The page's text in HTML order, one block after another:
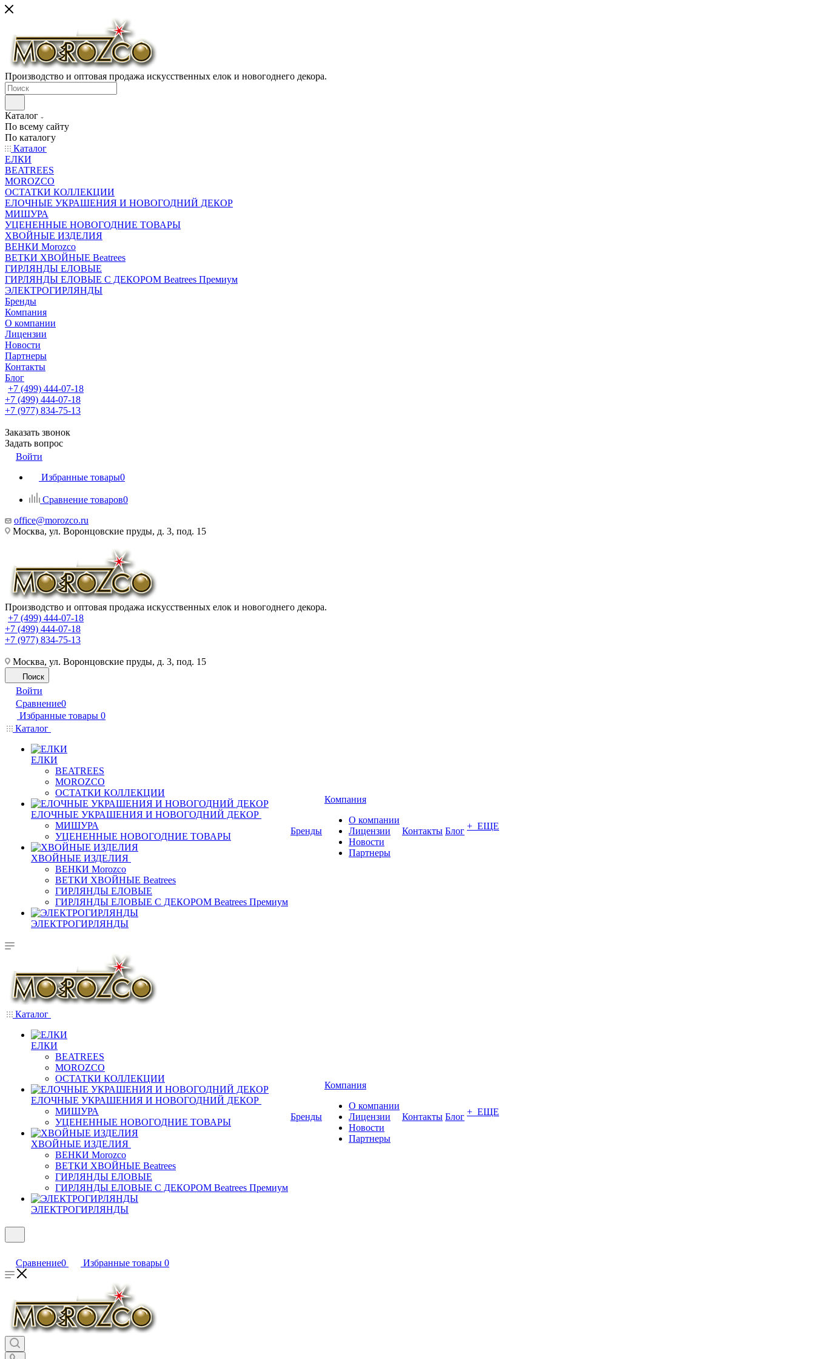
Производство и оптовая продажа искусственных елок и новогоднего декора.
Каталог
По всему сайту
По каталогу
Каталог
ЕЛКИ
BEATREES
MOROZCO
ОСТАТКИ КОЛЛЕКЦИИ
ЕЛОЧНЫЕ УКРАШЕНИЯ И НОВОГОДНИЙ ДЕКОР
МИШУРА
УЦЕНЕННЫЕ НОВОГОДНИЕ ТОВАРЫ
ХВОЙНЫЕ ИЗДЕЛИЯ
ВЕНКИ Morozco
ВЕТКИ ХВОЙНЫЕ Beatrees
ГИРЛЯНДЫ ЕЛОВЫЕ
ГИРЛЯНДЫ ЕЛОВЫЕ С ДЕКОРОМ Beatrees Премиум
ЭЛЕКТРОГИРЛЯНДЫ
Бренды
Компания
О компании
Лицензии
Новости
Партнеры
Контакты
Блог
+7 (499) 444-07-18
+7 (499) 444-07-18
+7 (977) 834-75-13
Заказать звонок
Задать вопрос
Войти
Избранные товары0
Сравнение товаров0
office@morozco.ru
Москва, ул. Воронцовские пруды, д. 3, под. 15
Производство и оптовая продажа искусственных елок и новогоднего декора.
+7 (499) 444-07-18
+7 (499) 444-07-18
+7 (977) 834-75-13
Москва, ул. Воронцовские пруды, д. 3, под. 15
Поиск
Войти
Сравнение0
Избранные товары 0
Каталог
ЕЛКИ
BEATREES
MOROZCO
ОСТАТКИ КОЛЛЕКЦИИ
ЕЛОЧНЫЕ УКРАШЕНИЯ И НОВОГОДНИЙ ДЕКОР
МИШУРА
УЦЕНЕННЫЕ НОВОГОДНИЕ ТОВАРЫ
ХВОЙНЫЕ ИЗДЕЛИЯ
ВЕНКИ Morozco
ВЕТКИ ХВОЙНЫЕ Beatrees
ГИРЛЯНДЫ ЕЛОВЫЕ
ГИРЛЯНДЫ ЕЛОВЫЕ С ДЕКОРОМ Beatrees Премиум
ЭЛЕКТРОГИРЛЯНДЫ
Бренды
Компания
О компании
Лицензии
Новости
Партнеры
Контакты Блог + ЕЩЕ
Каталог
ЕЛКИ
BEATREES
MOROZCO
ОСТАТКИ КОЛЛЕКЦИИ
ЕЛОЧНЫЕ УКРАШЕНИЯ И НОВОГОДНИЙ ДЕКОР
МИШУРА
УЦЕНЕННЫЕ НОВОГОДНИЕ ТОВАРЫ
ХВОЙНЫЕ ИЗДЕЛИЯ
ВЕНКИ Morozco
ВЕТКИ ХВОЙНЫЕ Beatrees
ГИРЛЯНДЫ ЕЛОВЫЕ
ГИРЛЯНДЫ ЕЛОВЫЕ С ДЕКОРОМ Beatrees Премиум
ЭЛЕКТРОГИРЛЯНДЫ
Бренды
Компания
О компании
Лицензии
Новости
Партнеры
Контакты Блог + ЕЩЕ
Сравнение0 Избранные товары 0